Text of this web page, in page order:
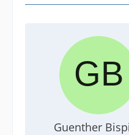
Guenther